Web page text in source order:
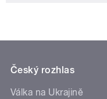
Český rozhlas
Válka na Ukrajině